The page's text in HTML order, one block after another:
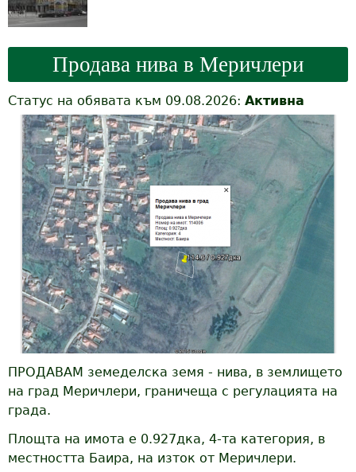
Продава нива в Меричлери
Статус на обявата към 09.08.2026: Активна
ПРОДАВАМ земеделска земя - нива, в землището
на град Меричлери, граничеща с регулацията на
града.
Площта на имота е 0.927дка, 4-та категория, в
местността Баира, на изток от Меричлери.